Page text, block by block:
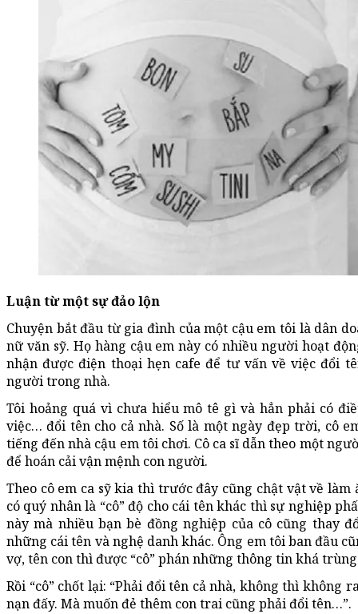
Luận từ một sự đảo lộn
Chuyện bắt đầu từ gia đình của một cậu em tôi là dân
nữ văn sỹ. Họ hàng cậu em này có nhiều người hoạt
nhận được điện thoại hẹn cafe để tư vấn về việc đổi
người trong nhà.
Tôi hoảng quá vì chưa hiểu mô tê gì và hẳn phải có
việc… đổi tên cho cả nhà. Số là một ngày đẹp trời, cô
tiếng đến nhà cậu em tôi chơi. Cô ca sĩ dẫn theo một
để hoán cải vận mệnh con người.
Theo cô em ca sỹ kia thì trước đây cũng chật vật về
có quý nhân là “cô” độ cho cái tên khác thì sự nghiệp
này mà nhiều bạn bè đồng nghiệp của cô cũng thay
những cái tên và nghệ danh khác. Ông em tôi ban đầu
vợ, tên con thì được “cô” phán những thông tin khá
Rồi “cô” chốt lại: “Phải đổi tên cả nhà, không thì không
nạn đấy. Mà muốn đẻ thêm con trai cũng phải đổi tên…”.